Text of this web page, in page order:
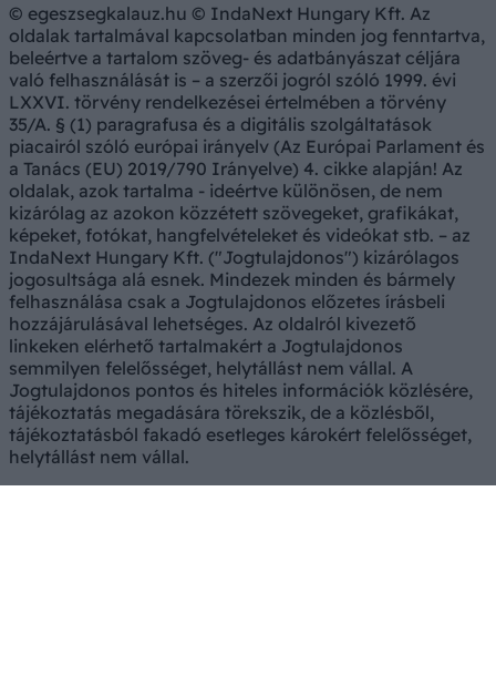
© egeszsegkalauz.hu © IndaNext Hungary Kft. Az
oldalak tartalmával kapcsolatban minden jog fenntartva,
beleértve a tartalom szöveg- és adatbányászat céljára
való felhasználását is – a szerzői jogról szóló 1999. évi
LXXVI. törvény rendelkezései értelmében a törvény
35/A. § (1) paragrafusa és a digitális szolgáltatások
piacairól szóló európai irányelv (Az Európai Parlament és
a Tanács (EU) 2019/790 Irányelve) 4. cikke alapján! Az
oldalak, azok tartalma - ideértve különösen, de nem
kizárólag az azokon közzétett szövegeket, grafikákat,
képeket, fotókat, hangfelvételeket és videókat stb. – az
IndaNext Hungary Kft. ("Jogtulajdonos") kizárólagos
jogosultsága alá esnek. Mindezek minden és bármely
felhasználása csak a Jogtulajdonos előzetes írásbeli
hozzájárulásával lehetséges. Az oldalról kivezető
linkeken elérhető tartalmakért a Jogtulajdonos
semmilyen felelősséget, helytállást nem vállal. A
Jogtulajdonos pontos és hiteles információk közlésére,
tájékoztatás megadására törekszik, de a közlésből,
tájékoztatásból fakadó esetleges károkért felelősséget,
helytállást nem vállal.